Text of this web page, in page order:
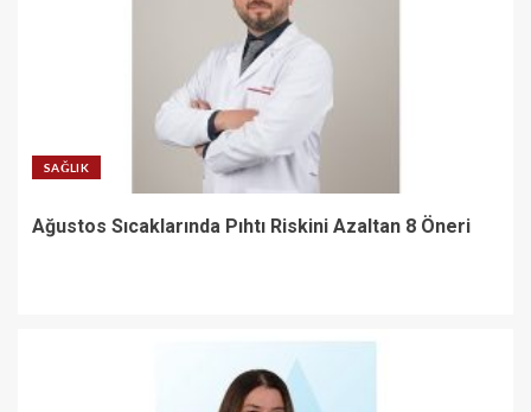
SAĞLIK
Ağustos Sıcaklarında Pıhtı Riskini Azaltan 8 Öneri